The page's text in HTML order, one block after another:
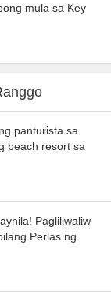
mula sa Key
panturista sa
beach resort sa
Pagliliwaliw
Perlas ng